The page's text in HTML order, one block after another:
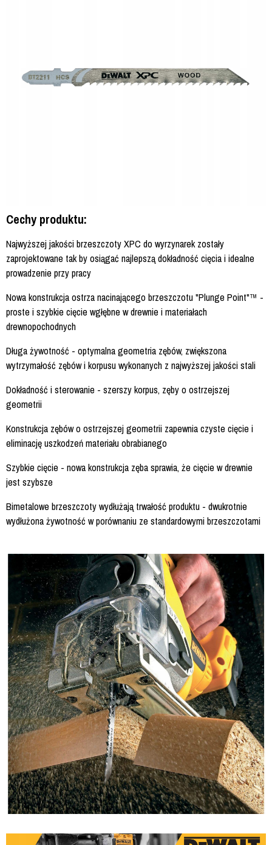
Cechy produktu:
Najwyższej jakości brzeszczoty XPC do wyrzynarek zostały
zaprojektowane tak by osiągać najlepszą dokładność cięcia i idealne
prowadzenie przy pracy
Nowa konstrukcja ostrza nacinającego brzeszczotu "Plunge Point"™ -
proste i szybkie cięcie wgłębne w drewnie i materiałach
drewnopochodnych
Długa żywotność - optymalna geometria zębów, zwiększona
wytrzymałość zębów i korpusu wykonanych z najwyższej jakości stali
Dokładność i sterowanie - szerszy korpus, zęby o ostrzejszej
geometrii
Konstrukcja zębów o ostrzejszej geometrii zapewnia czyste cięcie i
eliminację uszkodzeń materiału obrabianego
Szybkie cięcie - nowa konstrukcja zęba sprawia, że cięcie w drewnie
jest szybsze
Bimetalowe brzeszczoty wydłużają trwałość produktu - dwukrotnie
wydłużona żywotność w porównaniu ze standardowymi brzeszczotami